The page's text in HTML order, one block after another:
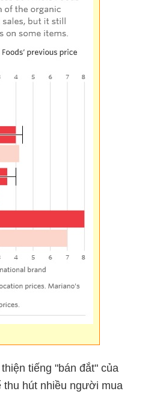
tiếng "bán đắt" của
thu hút nhiều người mua